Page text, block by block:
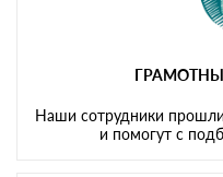
Наши сотрудники
и помогут с